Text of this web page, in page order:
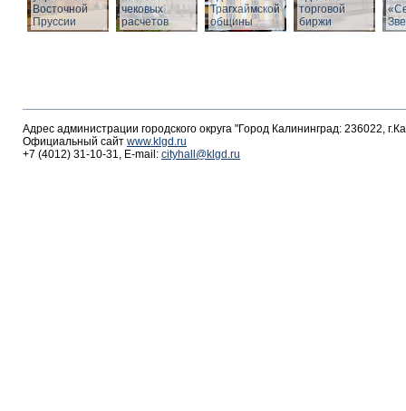
Восточной
Пруссии
чековых
расчетов
Трагхаймской
общины
торговой
биржи
Адрес администрации городского округа "Город Калининград: 236022,
Официальный сайт www.klgd.ru
+7 (4012) 31-10-31, E-mail: cityhall@klgd.ru